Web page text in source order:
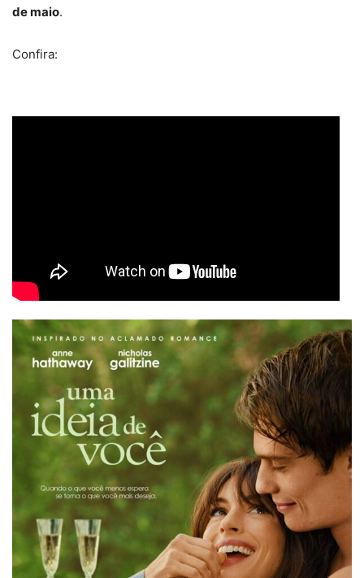
de maio.
Confira: